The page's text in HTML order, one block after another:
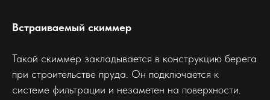
Встраиваемый скиммер
Такой скиммер закладывается в конструкцию берега
при строительстве пруда. Он подключается к
системе фильтрации и незаметен на поверхности.